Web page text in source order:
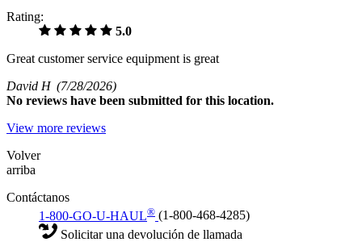
Rating:
5.0
Great customer service equipment is great
David H (7/28/2026)
No reviews have been submitted for this location.
View more reviews
Volver
arriba
Contáctanos
1-800-GO-U-HAUL® (1-800-468-4285)
Solicitar una devolución de llamada